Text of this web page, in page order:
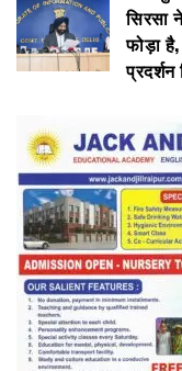
सिरसा
फोड़ा
प्रदर्शन